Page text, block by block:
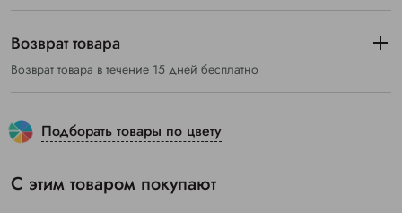
Возврат товара
Возврат товара в течение 15 дней бесплатно
Подборать товары по цвету
С этим товаром покупают